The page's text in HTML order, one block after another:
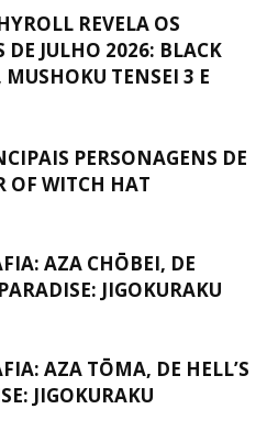
REVELA OS
DE JULHO 2026: BLACK
MUSHOKU TENSEI 3 E
PERSONAGENS DE
OF WITCH HAT
AZA CHŌBEI, DE
JIGOKURAKU
AZA TŌMA, DE HELL’S
JIGOKURAKU